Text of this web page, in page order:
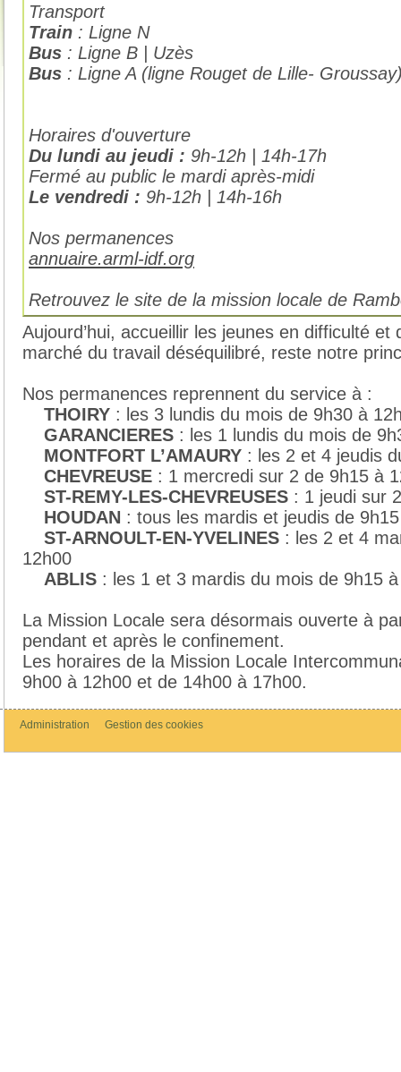
Transport
Train : Ligne N
Bus : Ligne B | Uzès
Bus : Ligne A (ligne Rouget de Lille-
Horaires d'ouverture
Du lundi au jeudi : 9h-12h | 14h-17h
Fermé au public le mardi après-midi
Le vendredi : 9h-12h | 14h-16h
Nos permanences
annuaire.arml-idf.org
Retrouvez le site de la mission locale de
Aujourd’hui, accueillir les jeunes en difficulté
marché du travail déséquilibré, reste notre
Nos permanences reprennent du service à :
THOIRY : les 3 lundis du mois de 9h30 à
GARANCIERES : les 1 lundis du mois de
MONTFORT L’AMAURY : les 2 et 4 jeudis
CHEVREUSE : 1 mercredi sur 2 de 9h15 à
ST-REMY-LES-CHEVREUSES : 1 jeudi sur
HOUDAN : tous les mardis et jeudis de
ST-ARNOULT-EN-YVELINES : les 2 et 4
12h00
ABLIS : les 1 et 3 mardis du mois de 9h15
La Mission Locale sera désormais ouverte à
pendant et après le confinement.
Les horaires de la Mission Locale
9h00 à 12h00 et de 14h00 à 17h00.
Administration Gestion des cookies